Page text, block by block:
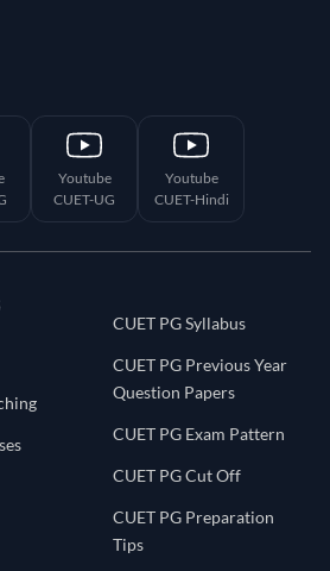
CUET PG Syllabus
CUET PG Previous Year
Question Papers
CUET PG Exam Pattern
CUET PG Cut Off
CUET PG Preparation
Tips
Youtube
CUET-UG
Youtube
CUET-Hindi